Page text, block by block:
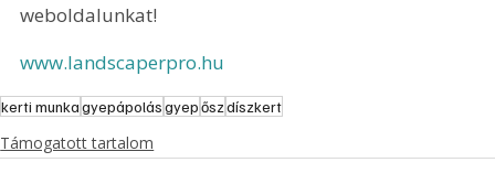
weboldalunkat!
www.landscaperpro.hu
kerti munkagyepápolásgyepőszdíszkert
Támogatott tartalom